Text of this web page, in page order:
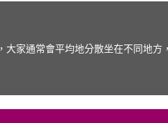
家通常會平均地分散坐在不同地